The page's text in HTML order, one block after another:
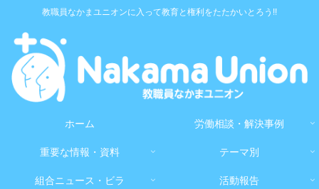
教職員なかまユニオンに入って教育と権利をたたかいとろう!!
ホーム 労働相談・解決事例
重要な情報・資料 テーマ別
組合ニュース・ビラ 活動報告